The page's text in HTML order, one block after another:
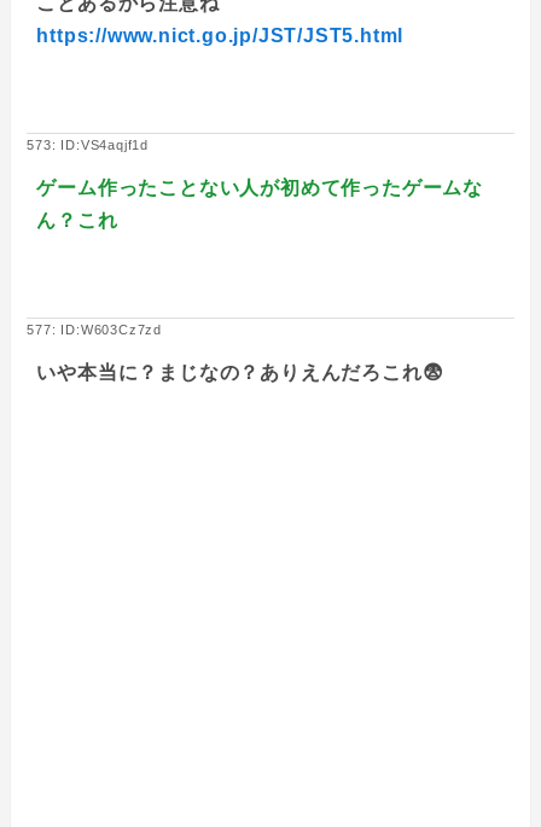
https://www.nict.go.jp/JST/JST5.html
573: ID:VS4aqjf1d
ゲーム作ったことない人が初めて作ったゲームな
ん？これ
577: ID:W603Cz7zd
いや本当に？まじなの？ありえんだろこれ😨